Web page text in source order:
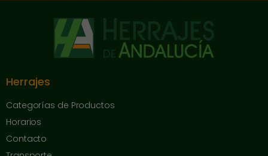
Herrajes
Categorías de Productos
Horarios
Contacto